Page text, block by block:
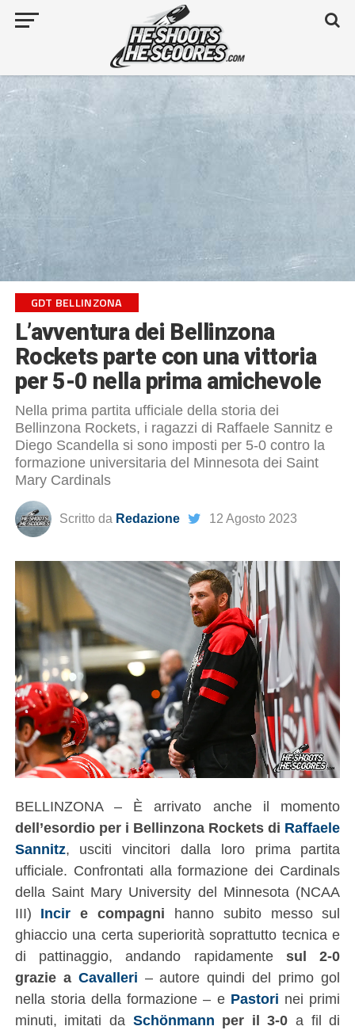
GDT BELLINZONA
L’avventura dei Bellinzona
Rockets parte con una vittoria
per 5-0 nella prima amichevole
Nella prima partita ufficiale della storia dei
Bellinzona Rockets, i ragazzi di Raffaele Sannitz e
Diego Scandella si sono imposti per 5-0 contro la
formazione universitaria del Minnesota dei Saint
Mary Cardinals
Scritto da Redazione 12 Agosto 2023
BELLINZONA – È arrivato anche il momento
dell’esordio per i Bellinzona Rockets di Raffaele
Sannitz, usciti vincitori dalla loro prima partita
ufficiale. Confrontati alla formazione dei Cardinals
della Saint Mary University del Minnesota (NCAA
III) Incir e compagni hanno subito messo sul
ghiaccio una certa superiorità soprattutto tecnica e
di pattinaggio, andando rapidamente sul 2-0
grazie a Cavalleri – autore quindi del primo gol
nella storia della formazione – e Pastori nei primi
minuti, imitati da Schönmann per il 3-0 a fil di